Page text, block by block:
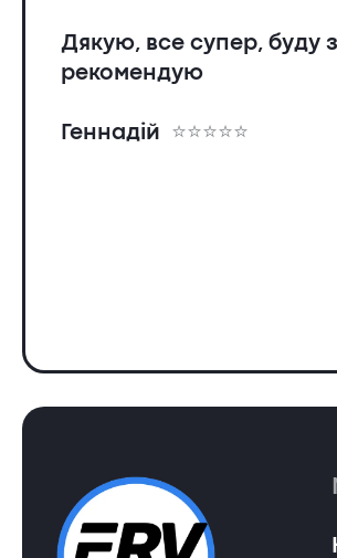
Дякую, все супер, буду
рекомендую
Геннадій